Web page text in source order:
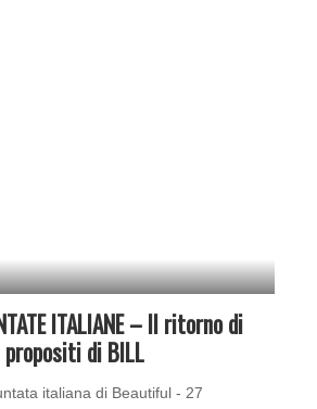
ITALIANE – Il ritorno di
propositi di BILL
italiana di Beautiful - 27